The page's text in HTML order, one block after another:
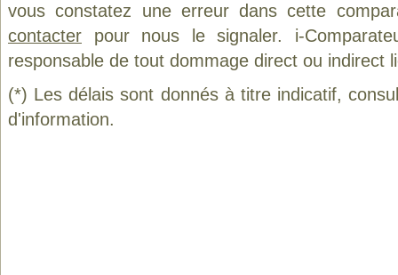
vous constatez une erreur dans cette
contacter pour nous le signaler. i-
responsable de tout dommage direct ou indirect
(*) Les délais sont donnés à titre indicatif,
d'information.